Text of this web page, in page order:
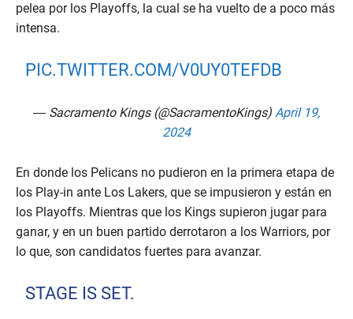
pelea por los Playoffs, la cual se ha vuelto de a poco más
intensa.
PIC.TWITTER.COM/V0UY0TEFDB
— Sacramento Kings (@SacramentoKings) April 19,
2024
En donde los Pelicans no pudieron en la primera etapa de
los Play-in ante Los Lakers, que se impusieron y están en
los Playoffs. Mientras que los Kings supieron jugar para
ganar, y en un buen partido derrotaron a los Warriors, por
lo que, son candidatos fuertes para avanzar.
STAGE IS SET.